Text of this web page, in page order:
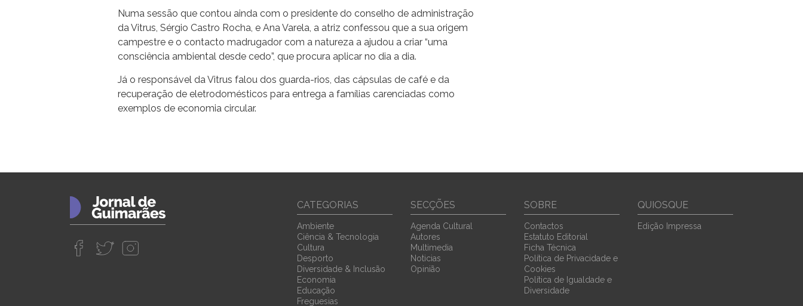
Numa sessão que contou ainda com o presidente do conselho de administração
da Vitrus, Sérgio Castro Rocha, e Ana Varela, a atriz confessou que a sua origem
campestre e o contacto madrugador com a natureza a ajudou a criar “uma
consciência ambiental desde cedo”, que procura aplicar no dia a dia.
Já o responsável da Vitrus falou dos guarda-rios, das cápsulas de café e da
recuperação de eletrodomésticos para entrega a famílias carenciadas como
exemplos de economia circular.
CATEGORIAS
Ambiente
Ciência & Tecnologia
Cultura
Desporto
Diversidade & Inclusão
Economia
Educação
Freguesias
SECÇÕES
Agenda Cultural
Autores
Multimedia
Noticias
Opinião
SOBRE
Contactos
Estatuto Editorial
Ficha Técnica
Política de Privacidade e
Cookies
Política de Igualdade e
Diversidade
QUIOSQUE
Edição Impressa